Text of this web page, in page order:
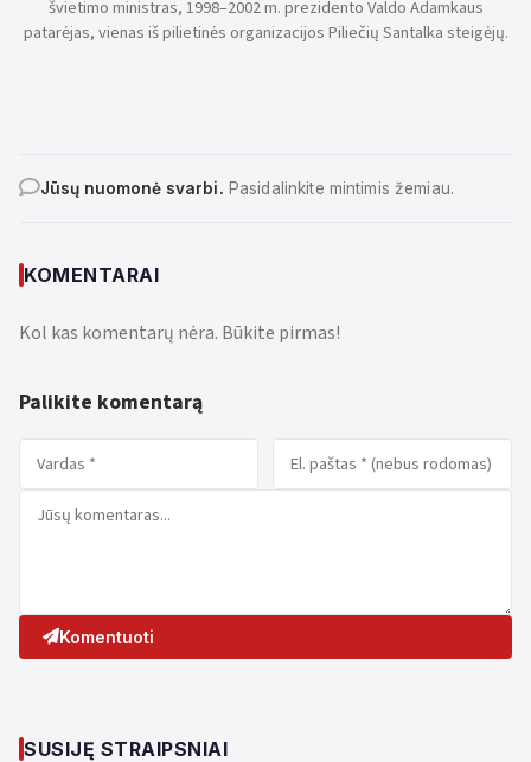
švietimo ministras, 1998–2002 m. prezidento Valdo Adamkaus
patarėjas, vienas iš pilietinės organizacijos Piliečių Santalka steigėjų.
Jūsų nuomonė svarbi. Pasidalinkite mintimis žemiau.
KOMENTARAI
Kol kas komentarų nėra. Būkite pirmas!
Palikite komentarą
Komentuoti
SUSIJĘ STRAIPSNIAI